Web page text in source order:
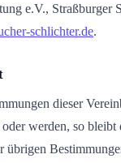
e.V., Straßburger
schlichter.de.
dieser
werden, so
übrigen